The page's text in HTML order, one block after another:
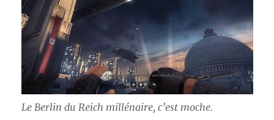
Le Berlin du Reich millénaire, c’est moche.